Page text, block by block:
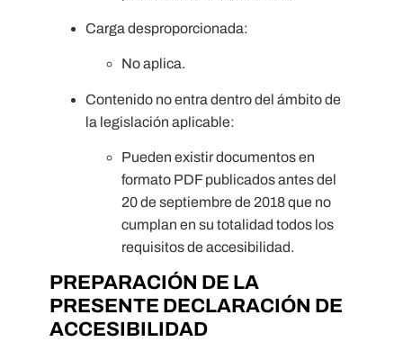
Carga desproporcionada:
No aplica.
Contenido no entra dentro del ámbito de
la legislación aplicable:
Pueden existir documentos en
formato PDF publicados antes del
20 de septiembre de 2018 que no
cumplan en su totalidad todos los
requisitos de accesibilidad.
PREPARACIÓN DE LA
PRESENTE DECLARACIÓN DE
ACCESIBILIDAD